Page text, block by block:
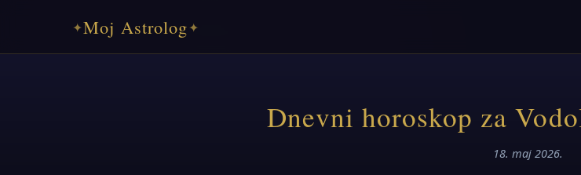
✦Moj Astrolog✦
Dnevni horoskop za
18. maj 2026.